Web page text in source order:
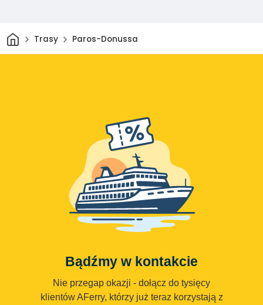
DomTrasy Paros-Donussa
Bądźmy w kontakcie
Nie przegap okazji - dołącz do tysięcy
klientów AFerry, którzy już teraz korzystają z